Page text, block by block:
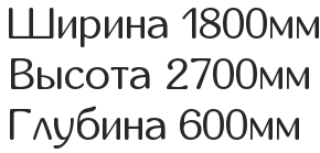
Ширина 1800мм
Высота 2700мм
Глубина 600мм